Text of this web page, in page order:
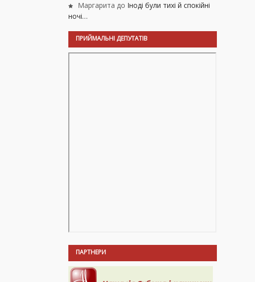
Маргарита до Іноді були тихі й спокійні
ночі…
ПРИЙМАЛЬНІ ДЕПУТАТІВ
ПАРТНЕРИ